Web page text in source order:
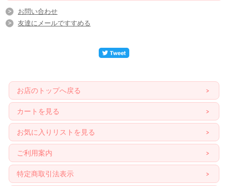
お問い合わせ
友達にメールですすめる
お店のトップへ戻る
カートを見る
お気に入りリストを見る
ご利用案内
特定商取引法表示